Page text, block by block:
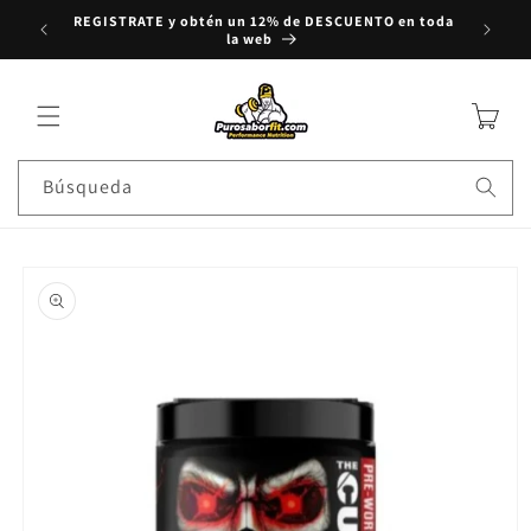
al contenido
REGISTRATE y obtén un 12% de DESCUENTO en toda
la web
Carrito
Búsqueda
a la información del producto